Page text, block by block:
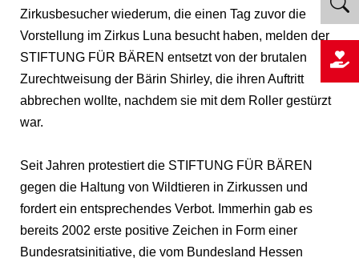
Zirkusbesucher wiederum, die einen Tag zuvor die
Vorstellung im Zirkus Luna besucht haben, melden der
STIFTUNG FÜR BÄREN entsetzt von der brutalen
Zurechtweisung der Bärin Shirley, die ihren Auftritt
abbrechen wollte, nachdem sie mit dem Roller gestürzt
war.
Seit Jahren protestiert die STIFTUNG FÜR BÄREN
gegen die Haltung von Wildtieren in Zirkussen und
fordert ein entsprechendes Verbot. Immerhin gab es
bereits 2002 erste positive Zeichen in Form einer
Bundesratsinitiative, die vom Bundesland Hessen